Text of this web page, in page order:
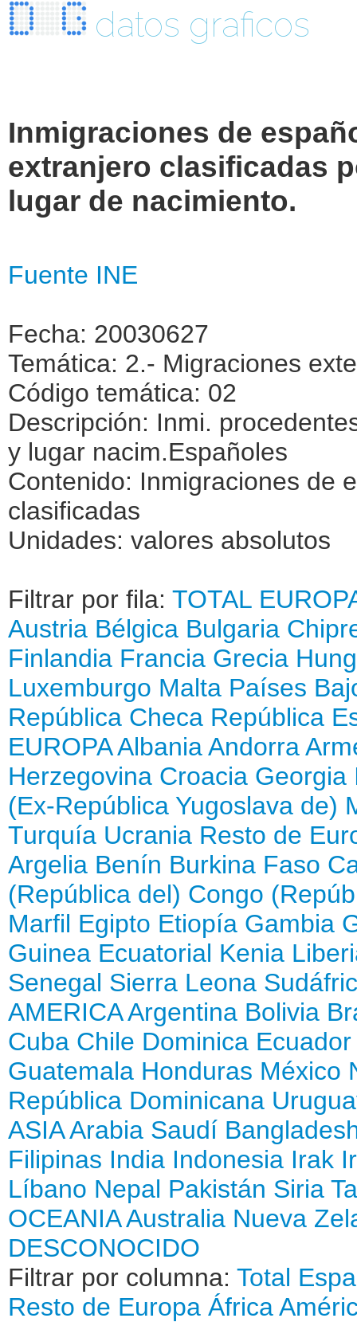
datos graficos
Inmigraciones de
extranjero clasificadas
lugar de nacimiento.
Fuente INE
Fecha: 20030627
Temática: 2.- Migraciones
Código temática: 02
Descripción: Inmi.
y lugar nacim.Españoles
Contenido: Inmigraciones de
clasificadas
Unidades: valores absolutos
Filtrar por fila: TOTAL
Austria Bélgica Bulgaria
Finlandia Francia Grecia
Luxemburgo Malta Países
República Checa República
EUROPAAlbaniaAndorra
Herzegovina Croacia Georgia
(Ex-República Yugoslava de)
Turquía Ucrania Resto de
Argelia Benín Burkina Faso
(República del) Congo
Marfil Egipto Etiopía Gambia
Guinea Ecuatorial Kenia
Senegal Sierra Leona
AMERICAArgentina Bolivia
Cuba Chile Dominica Ecuador
Guatemala Honduras México
República Dominicana
ASIAArabia Saudí
Filipinas India Indonesia Irak
Líbano Nepal Pakistán Siria
OCEANIAAustralia Nueva
DESCONOCIDO
Filtrar por columna: Total
Resto de Europa África